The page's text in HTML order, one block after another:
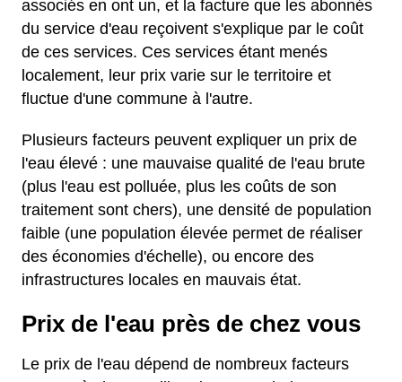
associés en ont un, et la facture que les abonnés
du service d'eau reçoivent s'explique par le coût
de ces services. Ces services étant menés
localement, leur prix varie sur le territoire et
fluctue d'une commune à l'autre.
Plusieurs facteurs peuvent expliquer un prix de
l'eau élevé : une mauvaise qualité de l'eau brute
(plus l'eau est polluée, plus les coûts de son
traitement sont chers), une densité de population
faible (une population élevée permet de réaliser
des économies d'échelle), ou encore des
infrastructures locales en mauvais état.
Prix de l'eau près de chez vous
Le prix de l'eau dépend de nombreux facteurs